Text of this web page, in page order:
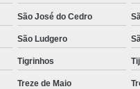
telefone de centro para
telefone de centro de
centros para dependentes
médico contato Colatto
São José do Cedro
São Ludgero
Tigrinhos
Treze de Maio